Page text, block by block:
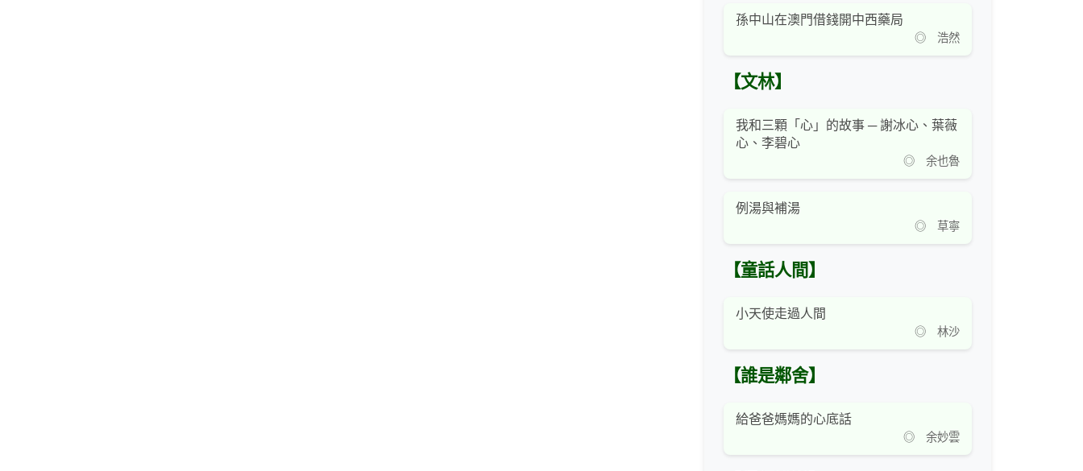
孫中山在澳門借錢開中西藥局
◎ 浩然
【文林】
我和三顆「心」的故事 ─ 謝冰心、葉薇
心、李碧心
◎ 余也魯
例湯與補湯
◎ 草寧
【童話人間】
小天使走過人間
◎ 林沙
【誰是鄰舍】
給爸爸媽媽的心底話
◎ 余妙雲